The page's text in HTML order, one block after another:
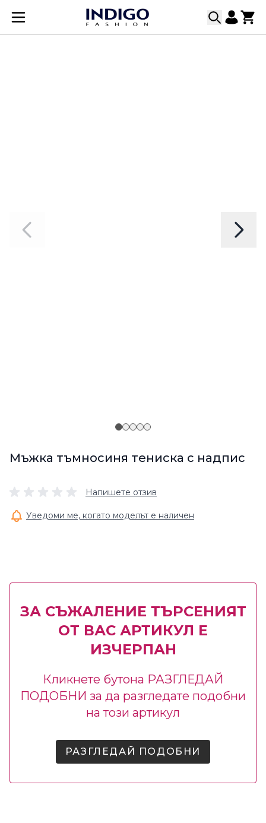
Прескачане към съдържанието
Мъжка тъмносиня тениска с надпис
Напишете отзив
Уведоми ме, когато моделът е наличен
ЗА СЪЖАЛЕНИЕ ТЪРСЕНИЯТ
ОТ ВАС АРТИКУЛ Е
ИЗЧЕРПАН
Кликнете бутона РАЗГЛЕДАЙ
ПОДОБНИ за да разгледате подобни
на този артикул
РАЗГЛЕДАЙ ПОДОБНИ